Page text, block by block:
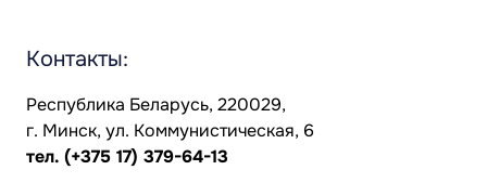
Контакты:
Республика Беларусь, 220029,
г. Минск, ул. Коммунистическая, 6
тел. (+375 17) 379-64-13